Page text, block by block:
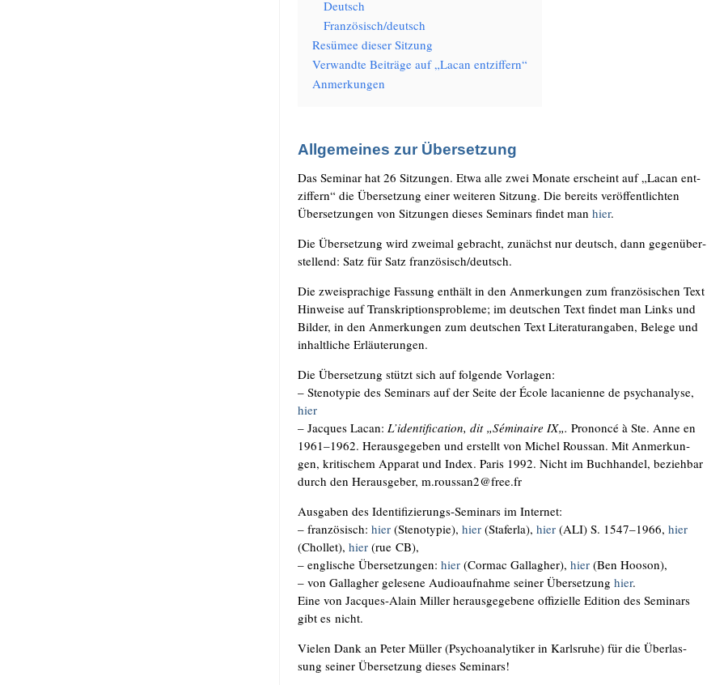
Deutsch
Französisch/​deutsch
Resü­mee die­ser Sitzung
Ver­wand­te Bei­trä­ge auf „Lacan entziffern“
Anmer­kun­gen
Allgemeines zur Übersetzung
Das Semi­nar hat 26 Sit­zun­gen. Etwa alle zwei Mona­te erscheint auf „Lacan ent­
zif­fern“ die Über­set­zung einer wei­te­ren Sit­zung. Die bereits ver­öf­fent­lich­ten
Über­set­zun­gen von Sit­zun­gen die­ses Semi­nars fin­det manhier.
Die Über­set­zung wird zwei­mal gebracht, zunächst nur deutsch, dann gegen­über­
stel­lend: Satz für Satz französisch/​deutsch.
Die zwei­spra­chi­ge Fas­sung ent­hält in den Anmer­kun­gen zum fran­zö­si­schen Text
Hin­wei­se auf Tran­skrip­ti­ons­pro­ble­me; im deut­schen Text fin­det man Links und
Bil­der, in den Anmer­kun­gen zum deut­schen Text Lite­ra­tur­an­ga­ben, Bele­ge und
inhalt­li­che Erläuterungen.
Die Über­set­zung stützt sich auf fol­gen­de Vorlagen:
– Ste­no­ty­pie des Semi­nars auf der Sei­te der Éco­le laca­ni­en­ne de psy­ch­ana­ly­se,
hier
– Jac­ques Lacan: L’identification, dit „Sémi­n­aire IX„. Pro­non­cé à Ste. Anne en
1961–1962. Her­aus­ge­ge­ben und erstellt von Michel Rous­san. Mit Anmer­kun­
gen, kri­ti­schem Appa­rat und Index. Paris 1992. Nicht im Buch­han­del, bezieh­bar
durch den Her­aus­ge­ber, m.​roussan2@​free.​fr
Aus­ga­ben des Iden­ti­fi­zie­rungs-Semi­nars im Internet:
– fran­zö­sisch:hier (Ste­no­ty­pie),hier (Sta­fer­la),hier(ALI) S. 1547–1966,hier
(Chol­let),hier (rue CB),
– eng­li­sche Über­set­zun­gen:hier (Cor­mac Gal­lag­her),hier (Ben Hooson),
– von Gal­lag­her gele­se­ne Audio­auf­nah­me sei­ner Über­set­zunghier.
Eine von Jac­ques-Alain Mil­ler her­aus­ge­ge­be­ne offi­zi­el­le Edi­ti­on des Semi­nars
gibt es nicht.
Vie­len Dank an Peter Mül­ler (Psy­cho­ana­ly­ti­ker in Karls­ru­he) für die Über­las­
sung sei­ner Über­set­zung die­ses Seminars!